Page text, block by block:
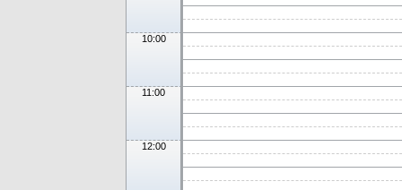
10:00
11:00
12:00